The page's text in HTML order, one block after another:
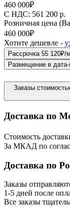
460 000₽
C НДС: 561 200 р.
Розничная цена
460 000₽
Хотите дешевле -
Рассрочка 55 120₽/
Размещение в дата-
Заказы
Доставка по
Стоимость
За МКАД по
Доставка по
Заказы
1-5 дней после
Все заказы